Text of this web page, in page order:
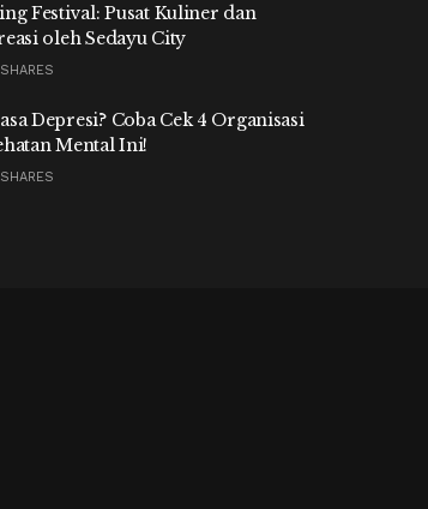
Festival: Pusat Kuliner dan
oleh Sedayu City
Depresi? Coba Cek 4 Organisasi
Mental Ini!